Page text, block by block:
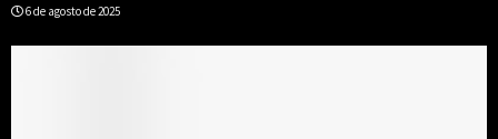
6 de agosto de 2025